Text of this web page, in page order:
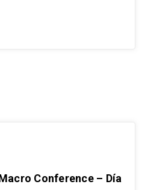
Conference – Día